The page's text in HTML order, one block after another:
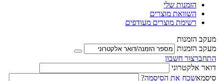
הזמנות שלי
השוואת מוצרים
רשימת מוצרים מעודפים
מעקב הזמנות
מעקב הזמנות
התחברצור חשבון
דואר אלקטרוני
סיסמאשכח את הסיסמה?